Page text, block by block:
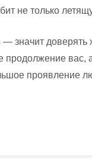
не только
значит доверять
продолжение
проявление